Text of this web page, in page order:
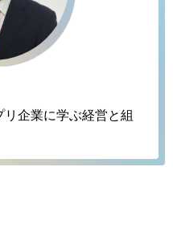
リ企業に学ぶ経営と組